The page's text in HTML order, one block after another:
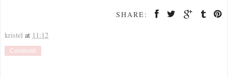
SHARE:
kristel at 11:12
Condividi